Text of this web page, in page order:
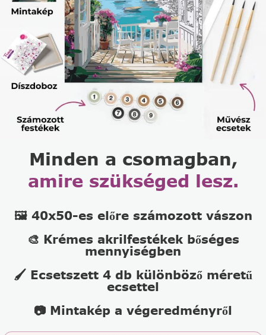
Minden a csomagban,
amire szükséged lesz.
🖼️ 40x50-es előre számozott vászon
🎨 Krémes akrilfestékek bőséges
mennyiségben
🖌️ Ecsetszett 4 db különböző méretű
ecsettel
📷 Mintakép a végeredményről